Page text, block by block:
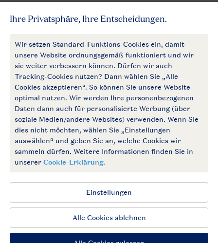
Komfort+
10-Personen-Bauernhaus 10FF
Modernisiert
Circa 184 m²
Frei stehend Sechs Schlafzimmer
Zwei
Badezimmer